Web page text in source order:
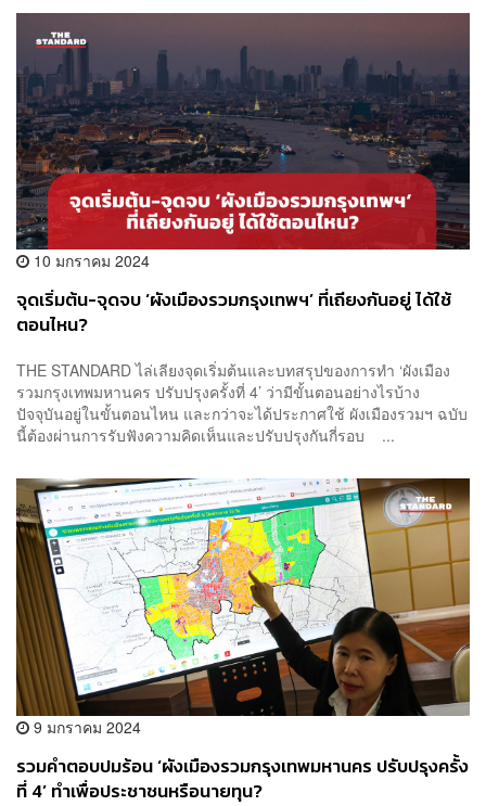
10 มกราคม 2024
จุดเริ่มต้น-จุดจบ ‘ผังเมืองรวมกรุงเทพฯ’ ที่เถียงกันอยู่ ได้ใช้
ตอนไหน?
THE STANDARD ไล่เลียงจุดเริ่มต้นและบทสรุปของการทำ ‘ผังเมือง
รวมกรุงเทพมหานคร ปรับปรุงครั้งที่ 4’ ว่ามีขั้นตอนอย่างไรบ้าง
ปัจจุบันอยู่ในขั้นตอนไหน และกว่าจะได้ประกาศใช้ ผังเมืองรวมฯ ฉบับ
นี้ต้องผ่านการรับฟังความคิดเห็นและปรับปรุงกันกี่รอบ ...
9 มกราคม 2024
รวมคำตอบปมร้อน ‘ผังเมืองรวมกรุงเทพมหานคร ปรับปรุงครั้ง
ที่ 4’ ทำเพื่อประชาชนหรือนายทุน?